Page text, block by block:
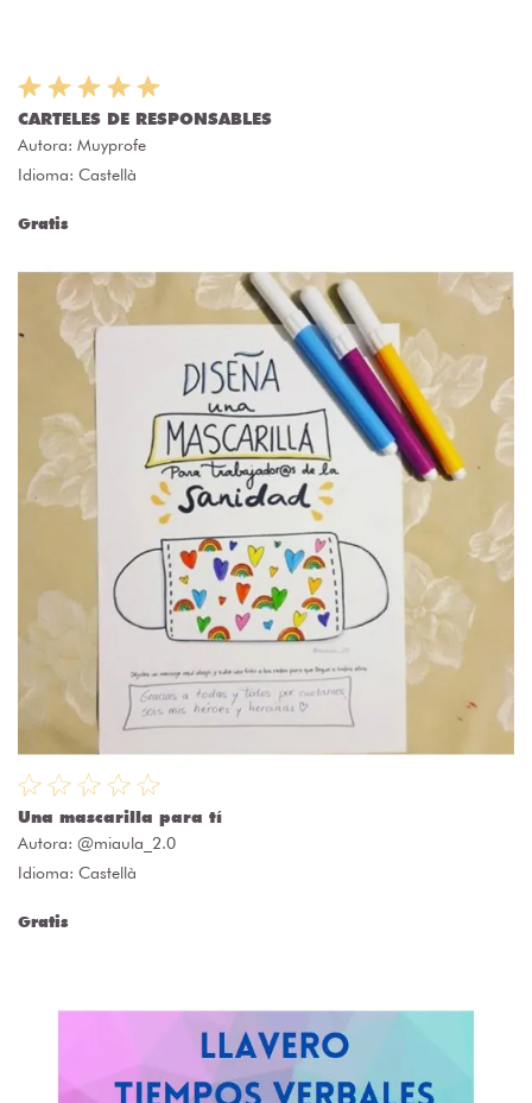
CARTELES DE RESPONSABLES
Autora: Muyprofe
Idioma: Castellà
Gratis
Una mascarilla para tí
Autora: @miaula_2.0
Idioma: Castellà
Gratis